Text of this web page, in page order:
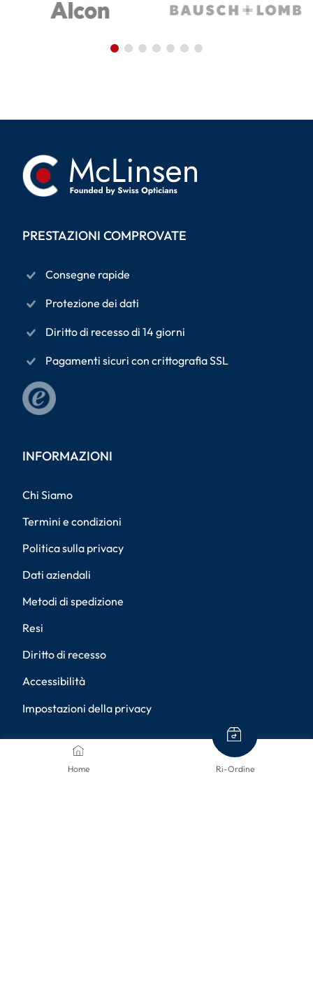
Home Ri-Ordine
PRESTAZIONI COMPROVATE
Consegne rapide
Protezione dei dati
Diritto di recesso di 14 giorni
Pagamenti sicuri con crittografia SSL
INFORMAZIONI
Chi Siamo
Termini e condizioni
Politica sulla privacy
Dati aziendali
Metodi di spedizione
Resi
Diritto di recesso
Accessibilità
Impostazioni della privacy
METODI DI PAGAMENTO